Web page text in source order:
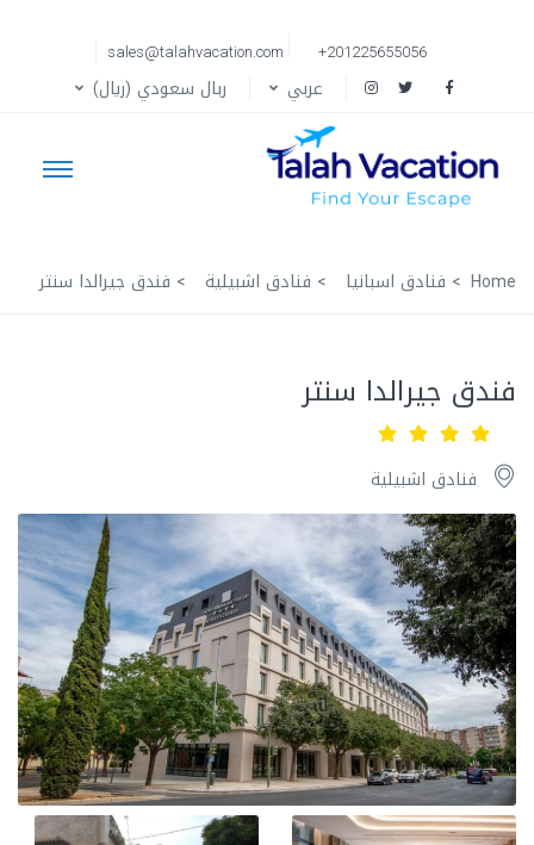
+201225655056
sales@talahvacation.com
عربي ربال سعودي (ريال)
Home فنادق اسبانيا فنادق اشبيلية فندق جيرالدا سنتر
فندق جيرالدا سنتر
فنادق اشبيلية